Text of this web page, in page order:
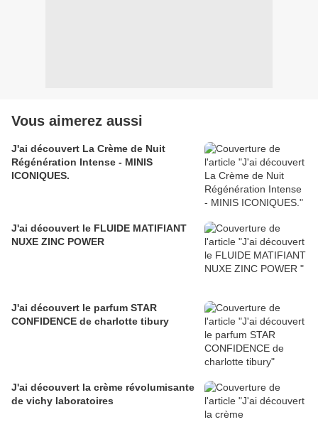
Vous aimerez aussi
J'ai découvert La Crème de Nuit
Régénération Intense - MINIS
ICONIQUES.
J'ai découvert le FLUIDE MATIFIANT
NUXE ZINC POWER
J'ai découvert le parfum STAR
CONFIDENCE de charlotte tibury
J'ai découvert la crème révolumisante
de vichy laboratoires